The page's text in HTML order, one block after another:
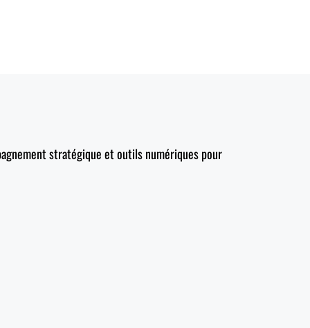
stratégique et outils numériques pour